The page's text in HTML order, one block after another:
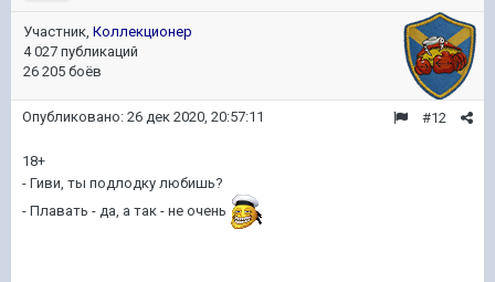
Участник, Коллекционер
4 027 публикаций
26 205 боёв
#12
Опубликовано: 26 дек 2020, 20:57:11
18+
- Гиви, ты подлодку любишь?
- Плавать - да, а так - не очень